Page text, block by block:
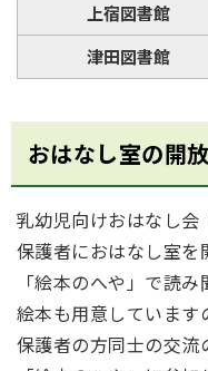
上宿図書館
津田図書館
おはなし室の開放
乳幼児向けおはなし会
保護者におはなし室を
「絵本のへや」で読
絵本も用意しています
保護者の方同士の交流